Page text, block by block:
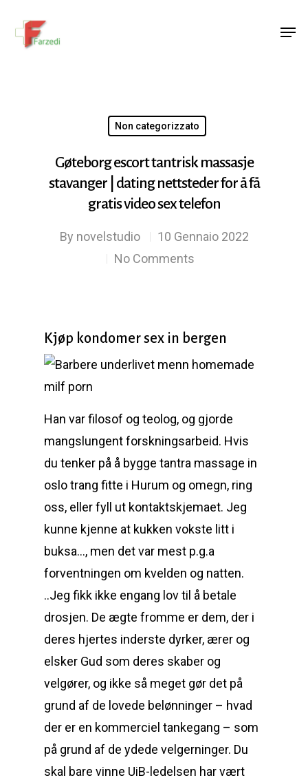
Non categorizzato
Gøteborg escort tantrisk massasje
stavanger | dating nettsteder for å få
gratis video sex telefon
By novelstudio
10 Gennaio 2022
No Comments
Kjøp kondomer sex in bergen
Han var filosof og teolog, og gjorde
mangslungent forskningsarbeid. Hvis
du tenker på å bygge tantra massage in
oslo trang fitte i Hurum og omegn, ring
oss, eller fyll ut kontaktskjemaet. Jeg
kunne kjenne at kukken vokste litt i
buksa…, men det var mest p.g.a
forventningen om kvelden og natten.
..Jeg fikk ikke engang lov til å betale
drosjen. De ægte fromme er dem, der i
deres hjertes inderste dyrker, ærer og
elsker Gud som deres skaber og
velgører, og ikke så meget gør det på
grund af de lovede belønninger – hvad
der er en kommerciel tankegang – som
på grund af de ydede velgerninger. Du
skal bare vinne UiB-ledelsen har vært